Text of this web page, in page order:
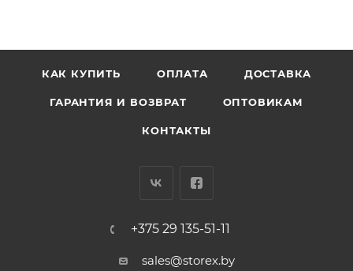
КАК КУПИТЬ ОПЛАТА ДОСТАВКА
ГАРАНТИЯ И ВОЗВРАТ ОПТОВИКАМ
КОНТАКТЫ
+375 29 135-51-11
sales@storex.by